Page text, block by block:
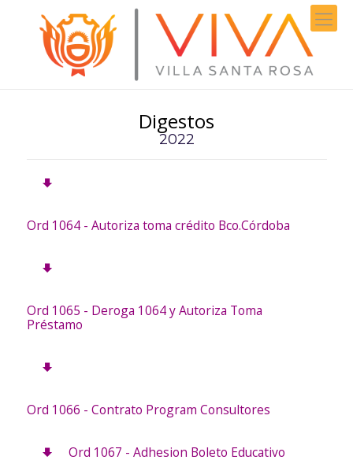
Digestos
2022
Ord 1064 - Autoriza toma crédito Bco.Córdoba
Ord 1065 - Deroga 1064 y Autoriza Toma
Préstamo
Ord 1066 - Contrato Program Consultores
Ord 1067 - Adhesion Boleto Educativo